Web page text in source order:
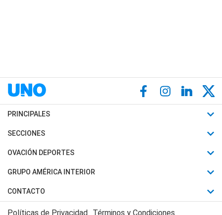
PRINCIPALES
Últimas Noticias
Política
Judiciales
Economia
SECCIONES
Horóscopo
Motores
Trucos caseros
OVACIÓN DEPORTES
Fútbol
Mundial
Automovilismo
GRUPO AMÉRICA INTERIOR
Canal 7 en Vivo
CONTACTO
Acerca de Nosotros
Políticas de Privacidad Términos y Condiciones